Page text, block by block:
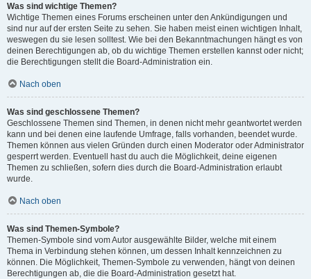
Was sind wichtige Themen?
Wichtige Themen eines Forums erscheinen unter den Ankündigungen und
sind nur auf der ersten Seite zu sehen. Sie haben meist einen wichtigen Inhalt,
weswegen du sie lesen solltest. Wie bei den Bekanntmachungen hängt es von
deinen Berechtigungen ab, ob du wichtige Themen erstellen kannst oder nicht;
die Berechtigungen stellt die Board-Administration ein.
Nach oben
Was sind geschlossene Themen?
Geschlossene Themen sind Themen, in denen nicht mehr geantwortet werden
kann und bei denen eine laufende Umfrage, falls vorhanden, beendet wurde.
Themen können aus vielen Gründen durch einen Moderator oder Administrator
gesperrt werden. Eventuell hast du auch die Möglichkeit, deine eigenen
Themen zu schließen, sofern dies durch die Board-Administration erlaubt
wurde.
Nach oben
Was sind Themen-Symbole?
Themen-Symbole sind vom Autor ausgewählte Bilder, welche mit einem
Thema in Verbindung stehen können, um dessen Inhalt kennzeichnen zu
können. Die Möglichkeit, Themen-Symbole zu verwenden, hängt von deinen
Berechtigungen ab, die die Board-Administration gesetzt hat.